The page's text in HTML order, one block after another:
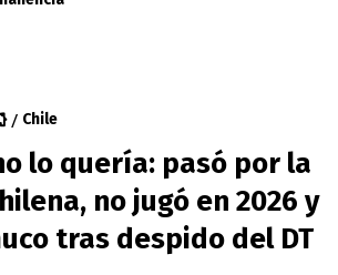
Chile
lo quería: pasó por la
no jugó en 2026 y
tras despido del DT